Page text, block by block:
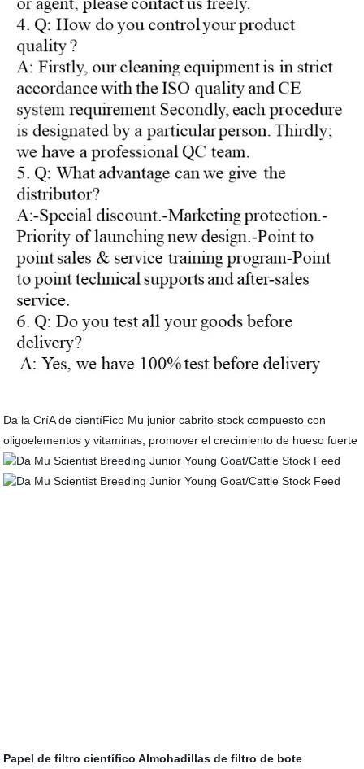
Da la CríA de cientíFico Mu junior cabrito stock compuesto con
oligoelementos y vitaminas, promover el crecimiento de hueso fuerte
Papel de filtro científico Almohadillas de filtro de bote